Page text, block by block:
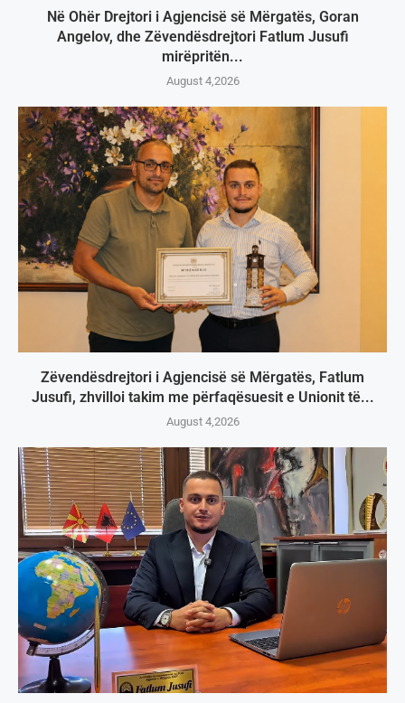
Në Ohër Drejtori i Agjencisë së Mërgatës, Goran
Angelov, dhe Zëvendësdrejtori Fatlum Jusufi
mirëpritën...
August 4,2026
Zëvendësdrejtori i Agjencisë së Mërgatës, Fatlum
Jusufi, zhvilloi takim me përfaqësuesit e Unionit të...
August 4,2026